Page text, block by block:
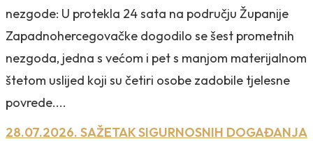
nezgode: U protekla 24 sata na području Županije
Zapadnohercegovačke dogodilo se šest prometnih
nezgoda, jedna s većom i pet s manjom materijalnom
štetom uslijed koji su četiri osobe zadobile tjelesne
povrede....
28.07.2026. SAŽETAK SIGURNOSNIH DOGAĐANJA